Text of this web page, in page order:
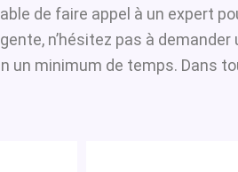
de faire appel à un expert
n’hésitez pas à demander
un minimum de temps. Dans